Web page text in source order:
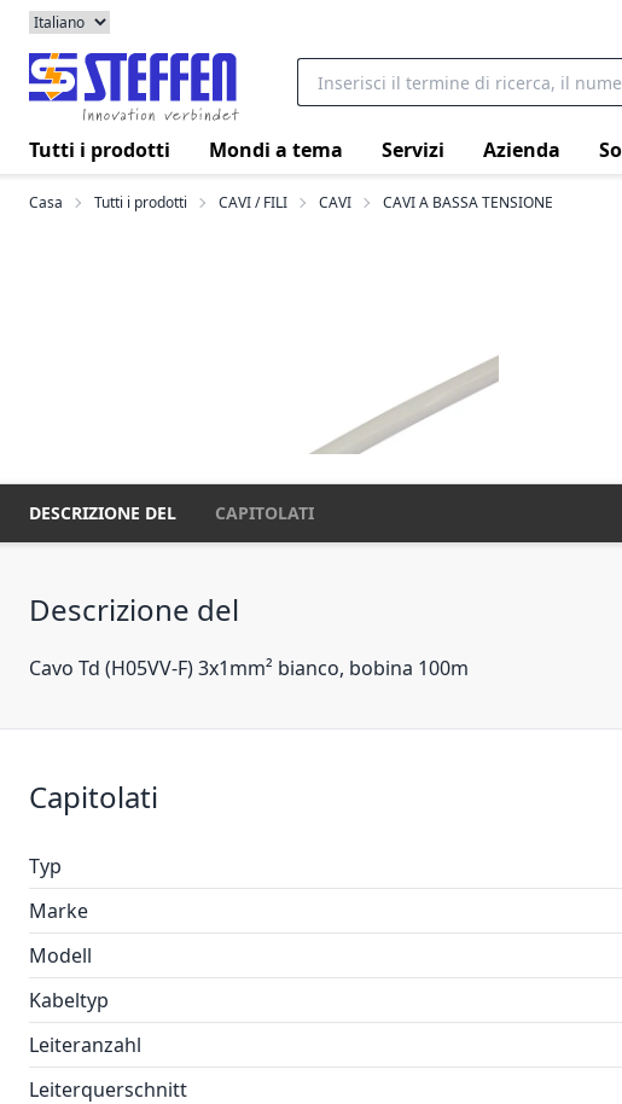
Tutti i prodotti Mondi a tema Servizi Azienda
Casa Tutti i prodotti CAVI / FILI CAVI CAVI A BASSA TENSIONE
DESCRIZIONE DEL CAPITOLATI
Descrizione del
Cavo Td (H05VV-F) 3x1mm² bianco, bobina 100m
Capitolati
Typ
Marke
Modell
Kabeltyp
Leiteranzahl
Leiterquerschnitt